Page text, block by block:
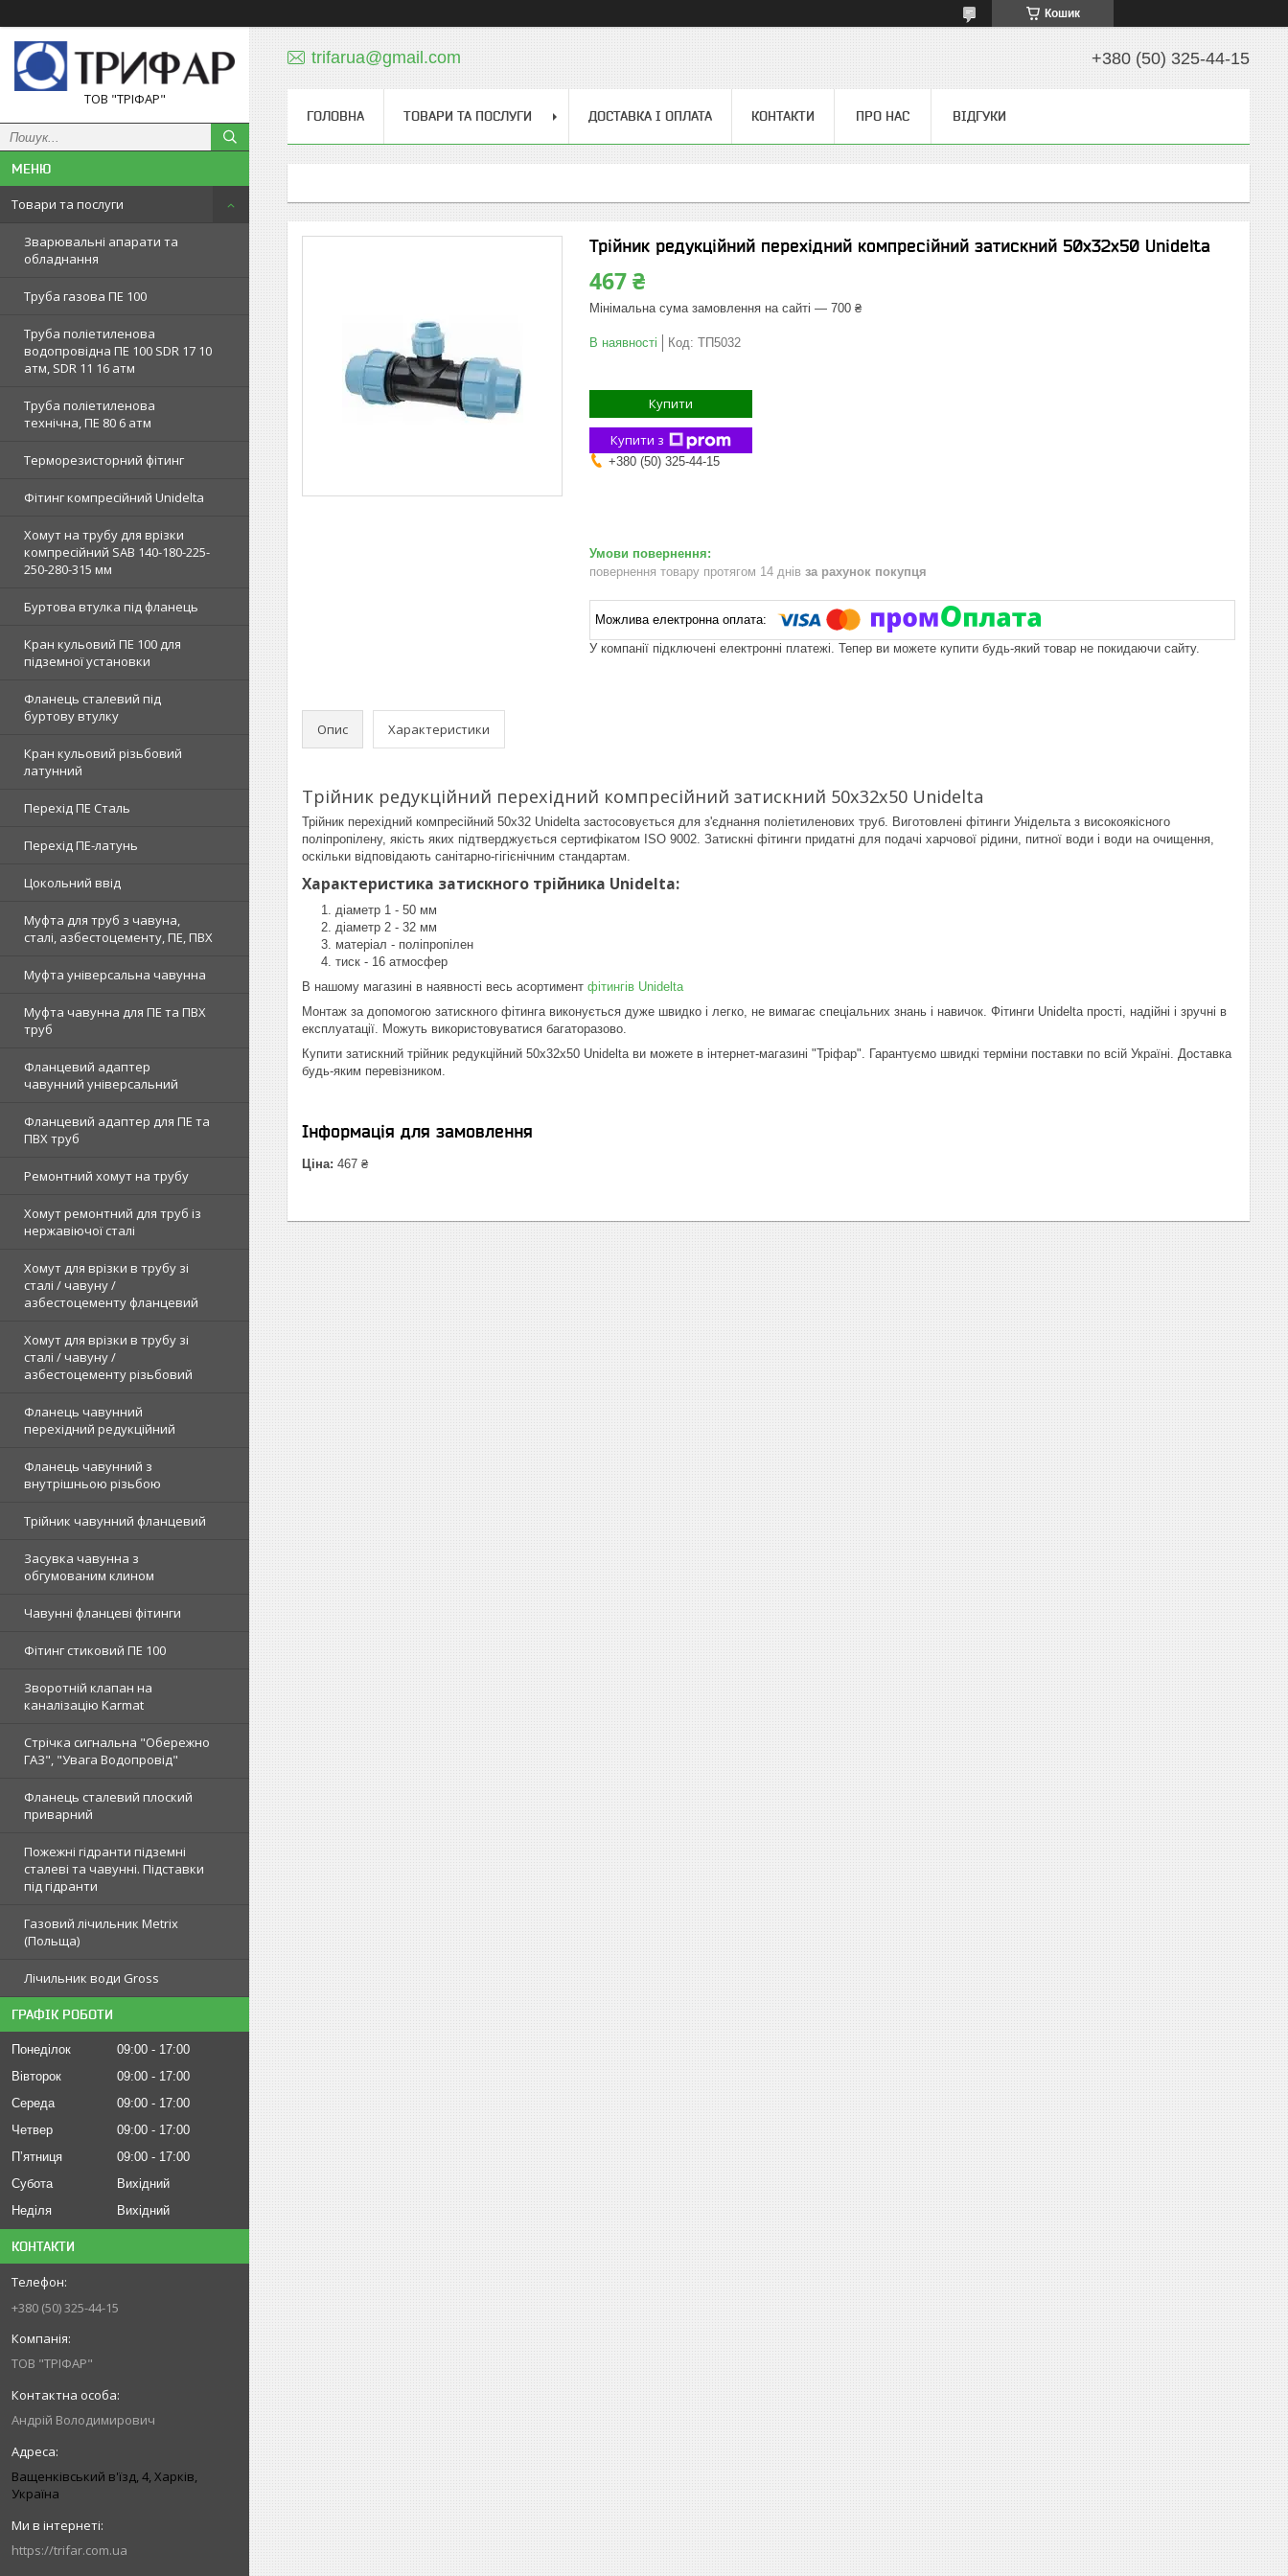
Кошик
ТОВ "ТРІФАР"
Товари та послуги
Зварювальні апарати та
обладнання
Труба газова ПЕ 100
Труба поліетиленова
водопровідна ПЕ 100 SDR 17 10
атм, SDR 11 16 атм
Труба поліетиленова
технічна, ПЕ 80 6 атм
Терморезисторний фітинг
Фітинг компресійний Unidelta
Хомут на трубу для врізки
компресійний SAB 140-180-225-
250-280-315 мм
Буртова втулка під фланець
Кран кульовий ПЕ 100 для
підземної установки
Фланець сталевий під
буртову втулку
Кран кульовий різьбовий
латунний
Перехід ПЕ Сталь
Перехід ПЕ-латунь
Цокольний ввід
Муфта для труб з чавуна,
сталі, азбестоцементу, ПЕ, ПВХ
Муфта універсальна чавунна
Муфта чавунна для ПЕ та ПВХ
труб
Фланцевий адаптер
чавунний універсальний
Фланцевий адаптер для ПЕ та
ПВХ труб
Ремонтний хомут на трубу
Хомут ремонтний для труб із
нержавіючої сталі
Хомут для врізки в трубу зі
сталі / чавуну /
азбестоцементу фланцевий
Хомут для врізки в трубу зі
сталі / чавуну /
азбестоцементу різьбовий
Фланець чавунний
перехідний редукційний
Фланець чавунний з
внутрішньою різьбою
Трійник чавунний фланцевий
Засувка чавунна з
обгумованим клином
Чавунні фланцеві фітинги
Фітинг стиковий ПЕ 100
Зворотній клапан на
каналізацію Karmat
Стрічка сигнальна "Обережно
ГАЗ", "Увага Водопровід"
Фланець сталевий плоский
приварний
Пожежні гідранти підземні
сталеві та чавунні. Підставки
під гідранти
Газовий лічильник Metrix
(Польща)
Лічильник води Gross
ГРАФІК РОБОТИ
Понеділок 09:00
17:00
Вівторок
09:00
17:00
Середа
09:00
17:00
Четвер
09:00
17:00
Пʼятниця
09:00
17:00
Субота
Вихідний
Неділя
Вихідний
КОНТАКТИ
+380 (50) 325-44-15
ТОВ "ТРІФАР"
Андрій Володимирович
Ващенківський в'їзд, 4, Харків,
Україна
https://trifar.com.ua
trifarua@gmail.com +380 (50) 325-44-15
ГОЛОВНА ТОВАРИ ТА ПОСЛУГИ ДОСТАВКА І ОПЛАТА КОНТАКТИ ПРО НАС ВІДГУКИ
Трійник редукційний перехідний компресійний затискний 50х32х50 Unidelta
467 ₴
Мінімальна сума замовлення на сайті — 700 ₴
В наявності Код: ТП5032
Купити
Купити з
+380 (50) 325-44-15
повернення товару протягом 14 днів за рахунок покупця
У компанії підключені електронні платежі. Тепер ви можете купити будь-який товар не покидаючи сайту.
Опис Характеристики
Трійник редукційний перехідний компресійний затискний 50х32х50 Unidelta
Трійник перехідний компресійний 50х32 Unidelta застосовується для з'єднання поліетиленових труб. Виготовлені фітинги Унідельта з високоякісного
поліпропілену, якість яких підтверджується сертифікатом ISO 9002. Затискні фітинги придатні для подачі харчової рідини, питної води і води на очищення,
оскільки відповідають санітарно-гігієнічним стандартам.
Характеристика затискного трійника Unidelta:
діаметр 1 - 50 мм
діаметр 2 - 32 мм
матеріал - поліпропілен
тиск - 16 атмосфер
В нашому магазині в наявності весь асортимент фітингів Unidelta
Монтаж за допомогою затискного фітинга виконується дуже швидко і легко, не вимагає спеціальних знань і навичок. Фітинги Unidelta прості, надійні і зручні в
експлуатації. Можуть використовуватися багаторазово.
Купити затискний трійник редукційний 50х32х50 Unidelta ви можете в інтернет-магазині "Тріфар". Гарантуємо швидкі терміни поставки по всій Україні. Доставка
будь-яким перевізником.
Інформація для замовлення
Ціна: 467 ₴